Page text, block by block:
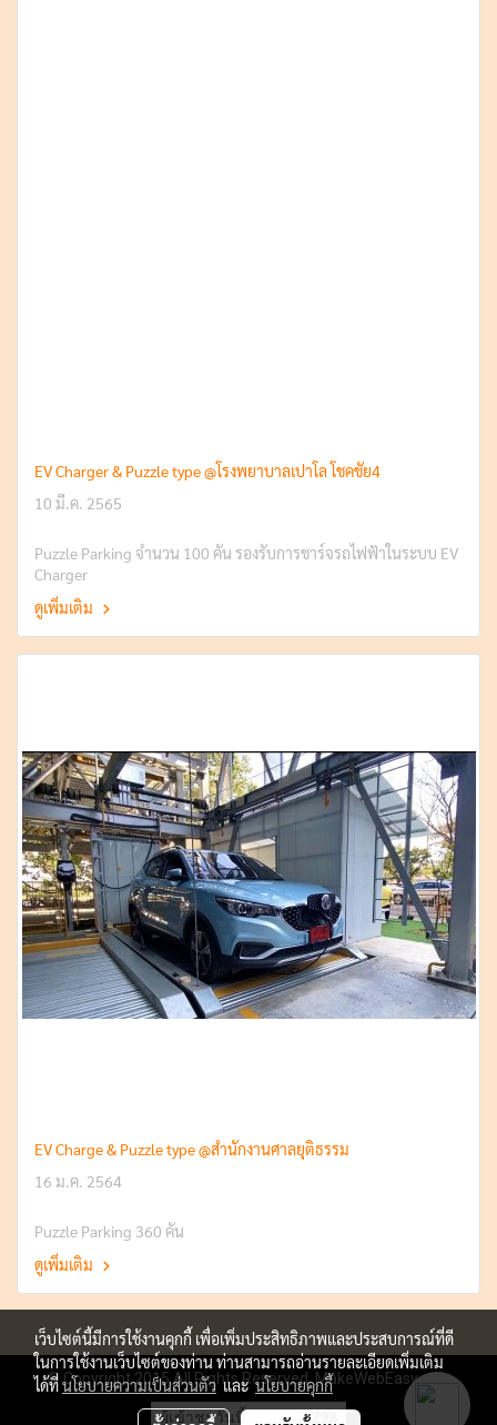
EV Charger & Puzzle type @โรงพยาบาลเปาโล โชคชัย4
10 มี.ค. 2565
Puzzle Parking จำนวน 100 คัน รองรับการชาร์จรถไฟฟ้าในระบบ EV
Charger
ดูเพิ่มเติม
EV Charge & Puzzle type @สำนักงานศาลยุติธรรม
16 ม.ค. 2564
Puzzle Parking 360 คัน
ดูเพิ่มเติม
© Copyright 2015 All Rights Reserved. MakeWebEasy.com
ผู้เข้าชมวันนี้ 298
เว็บไซต์นี้มีการใช้งานคุกกี้ เพื่อเพิ่มประสิทธิภาพและประสบการณ์ที่ดี
ในการใช้งานเว็บไซต์ของท่าน ท่านสามารถอ่านรายละเอียดเพิ่มเติม
ได้ที่นโยบายความเป็นส่วนตัวและนโยบายคุกกี้